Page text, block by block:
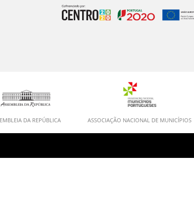
DA REPÚBLICA ASSOCIAÇÃO NACIONAL DE MUNICÍPIOS